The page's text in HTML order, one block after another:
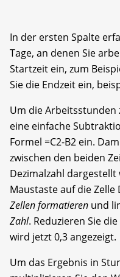
In der ersten Spalte
Tage, an denen Sie
Startzeit ein, zum
Sie die Endzeit ein,
Um die Arbeitsstunden
eine einfache
Formel =C2-B2 ein.
zwischen den beiden
Dezimalzahl
Maustaste auf die
Zellen formatieren und
Zahl. Reduzieren Sie
wird jetzt 0,3 angezeigt.
Um das Ergebnis in